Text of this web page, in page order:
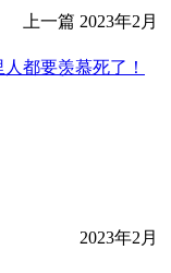
上一篇 2023年2月
都要羡慕死了！
2023年2月